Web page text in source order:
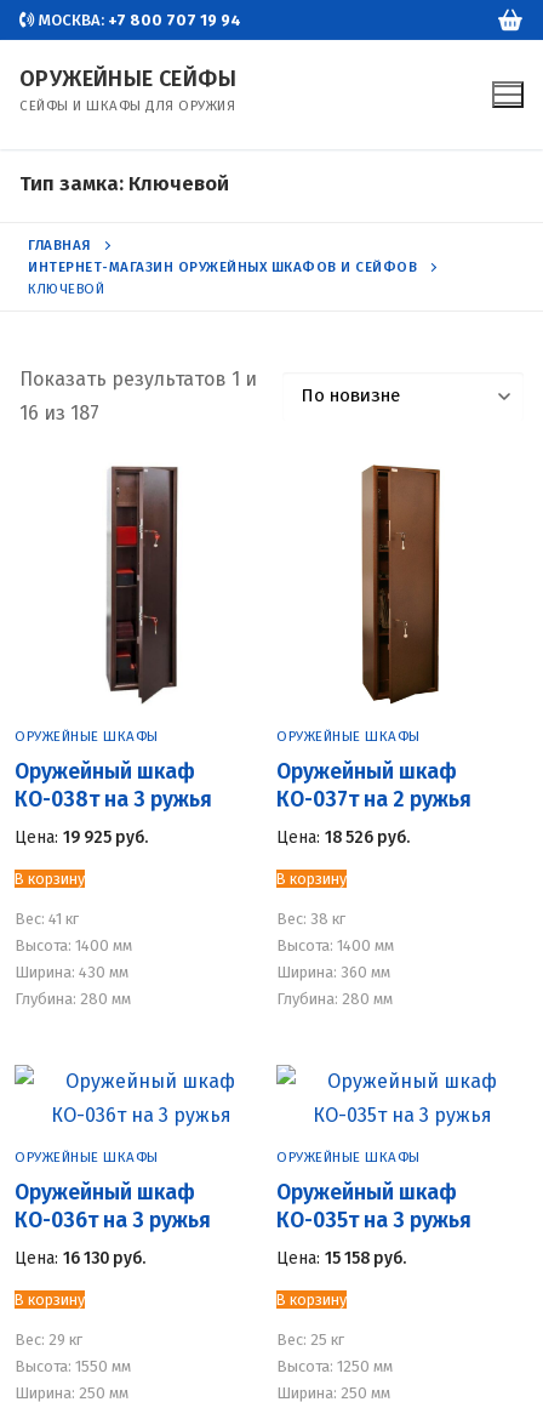
Перейти
содержимому
МОСКВА: +7 800 707 19 94
ОРУЖЕЙНЫЕ СЕЙФЫ
СЕЙФЫ И ШКАФЫ ДЛЯ ОРУЖИЯ
Тип замка: Ключевой
ГЛАВНАЯ
ИНТЕРНЕТ-МАГАЗИН ОРУЖЕЙНЫХ ШКАФОВ И СЕЙФОВ
КЛЮЧЕВОЙ
Показать результатов 1 и
16 из 187
Сортировка:
ОРУЖЕЙНЫЕ ШКАФЫ
Оружейный шкаф
КО-038т на 3 ружья
Цена: 19 925 руб.
В корзину
Вес: 41 кг
Высота: 1400 мм
Ширина: 430 мм
Глубина: 280 мм
ОРУЖЕЙНЫЕ ШКАФЫ
Оружейный шкаф
КО-037т на 2 ружья
Цена: 18 526 руб.
В корзину
Вес: 38 кг
Высота: 1400 мм
Ширина: 360 мм
Глубина: 280 мм
ОРУЖЕЙНЫЕ ШКАФЫ
Оружейный шкаф
КО-036т на 3 ружья
Цена: 16 130 руб.
В корзину
Вес: 29 кг
Высота: 1550 мм
Ширина: 250 мм
ОРУЖЕЙНЫЕ ШКАФЫ
Оружейный шкаф
КО-035т на 3 ружья
Цена: 15 158 руб.
В корзину
Вес: 25 кг
Высота: 1250 мм
Ширина: 250 мм